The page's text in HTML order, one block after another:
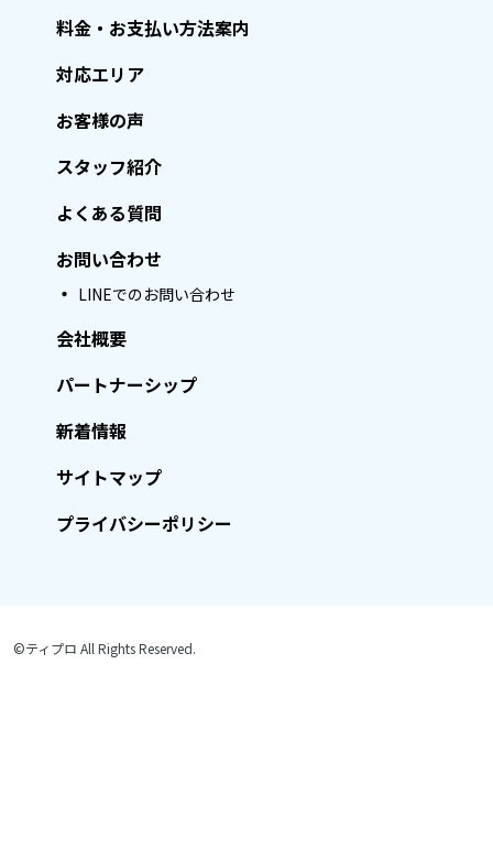
料金・お支払い方法案内
対応エリア
お客様の声
スタッフ紹介
よくある質問
お問い合わせ
LINEでのお問い合わせ
会社概要
パートナーシップ
新着情報
サイトマップ
プライバシーポリシー
©ティプロ All Rights Reserved.